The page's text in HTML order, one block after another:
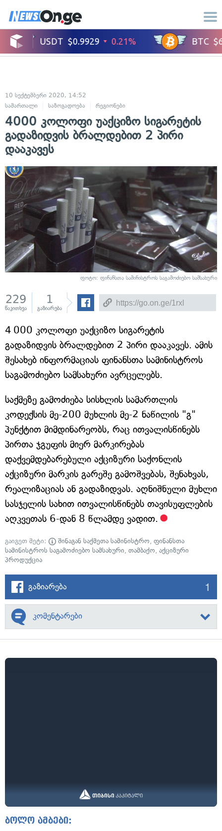
10 სექტემბერი 2020, 14:52
სამართალი
საზოგადოება რეგიონები
4000 კოლოფი უაქციზო სიგარეტის
გადაზიდვის ბრალდებით 2 პირი
დააკავეს
ფოტო: ფინანსთა სამინისტროს საგამოძიებო სამსახური
229
წაკითხვა
1
გაზიარება
4 000 კოლოფი უაქციზო სიგარეტის
გადაზიდვის ბრალდებით 2 პირი დააკავეს. ამის
შესახებ ინფორმაციას ფინანსთა სამინისტროს
საგამოძიებო სამსახური ავრცელებს.
საქმეზე გამოძიება სისხლის სამართლის
კოდექსის მე-200 მუხლის მე-2 ნაწილის "გ"
პუნქტით მიმდინარეობს, რაც ითვალისწინებს
პირთა ჯგუფის მიერ მარკირებას
დაქვემდებარებული აქციზური საქონლის
აქციზური მარკის გარეშე გამოშვებას, შენახვას,
რეალიზაციას ან გადაზიდვას. აღნიშნული მუხლი
სასჯელის სახით ითვალისწინებს თავისუფლების
აღკვეთას 6-დან 8 წლამდე ვადით.
გაიგეთ მეტი: შინაგან საქმეთა სამინისტრო, ფინანსთა
სამინისტროს საგამოძიებო სამსახური, თამბაქო, აქციზური
პროდუქცია
გაზიარება 1
კომენტარები
ბოლო ამბები: